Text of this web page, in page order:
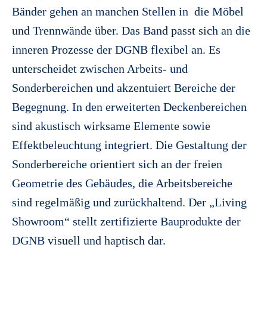
Bänder gehen an manchen Stellen in die Möbel
und Trennwände über. Das Band passt sich an die
inneren Prozesse der DGNB flexibel an. Es
unterscheidet zwischen Arbeits- und
Sonderbereichen und akzentuiert Bereiche der
Begegnung. In den erweiterten Deckenbereichen
sind akustisch wirksame Elemente sowie
Effektbeleuchtung integriert. Die Gestaltung der
Sonderbereiche orientiert sich an der freien
Geometrie des Gebäudes, die Arbeitsbereiche
sind regelmäßig und zurückhaltend. Der „Living
Showroom“ stellt zertifizierte Bauprodukte der
DGNB visuell und haptisch dar.